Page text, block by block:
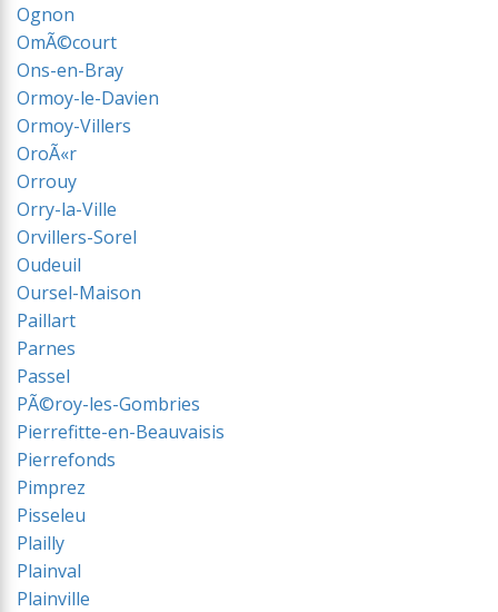
Ognon
OmÃ©court
Ons-en-Bray
Ormoy-le-Davien
Ormoy-Villers
OroÃ«r
Orrouy
Orry-la-Ville
Orvillers-Sorel
Oudeuil
Oursel-Maison
Paillart
Parnes
Passel
PÃ©roy-les-Gombries
Pierrefitte-en-Beauvaisis
Pierrefonds
Pimprez
Pisseleu
Plailly
Plainval
Plainville